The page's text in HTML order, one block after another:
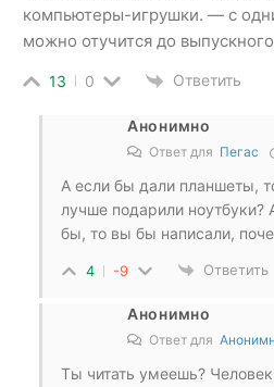
компьютеры-игрушки. — с
можно отучится до
13 0 Ответить
Анонимно
Ответ для Пегас
А если бы дали планшеты,
лучше подарили ноутбуки?
бы, то вы бы написали,
4 -9 Ответить
Анонимно
Ответ для
Ты читать умеешь?